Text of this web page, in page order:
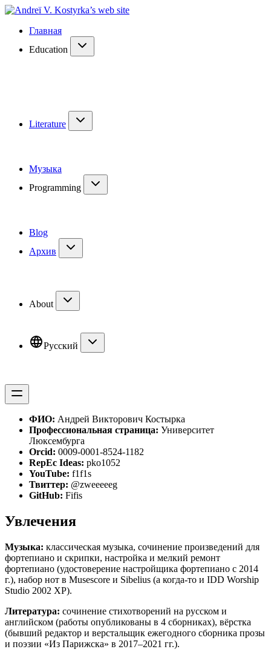
Главная
Education
Literature
Музыка
Programming
Blog
Архив
About
Русский
ФИО: Андрей Викторович Костырка
Профессиональная страница: Университет
Люксембурга
Orcid: 0009-0001-8524-1182
RepEc Ideas: pko1052
YouTube: f1f1s
Твиттер: @zweeeeeg
GitHub: Fifis
Увлечения
Музыка: классическая музыка, сочинение произведений для
фортепиано и скрипки, настройка и мелкий ремонт
фортепиано (удостоверение настройщика фортепиано с 2014
г.), набор нот в Musescore и Sibelius (а когда-то и IDD Worship
Studio 2002 XP).
Литература: сочинение стихотворений на русском и
английском (работы опубликованы в 4 сборниках), вёрстка
(бывший редактор и верстальщик ежегодного сборника прозы
и поэзии «Из Парижска» в 2017–2021 гг.).